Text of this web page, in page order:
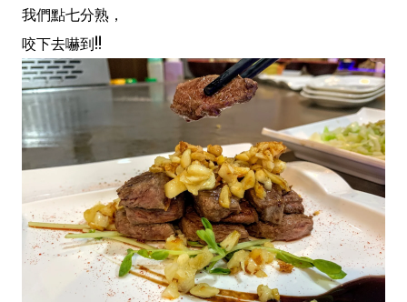
我們點七分熟，
咬下去嚇到!!